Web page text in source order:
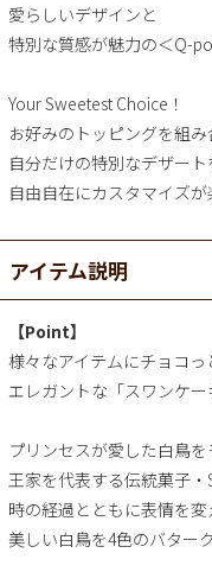
愛らしいデザインと
特別な質感が魅力の＜Q-
Your Sweetest Choice！
お好みのトッピングを組み
自分だけの特別なデザート
自由自在にカスタマイズ
アイテム説明
【Point】
様々なアイテムにチョコっ
エレガントな「スワンケー
プリンセスが愛した白鳥を
王家を代表する伝統菓子・
時の経過とともに表情を
美しい白鳥を4色のバター